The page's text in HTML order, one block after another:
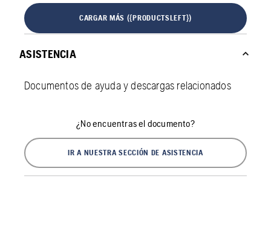
CARGAR MÁS ({PRODUCTSLEFT})
ASISTENCIA
Documentos de ayuda y descargas relacionados
¿No encuentras el documento?
IR A NUESTRA SECCIÓN DE ASISTENCIA